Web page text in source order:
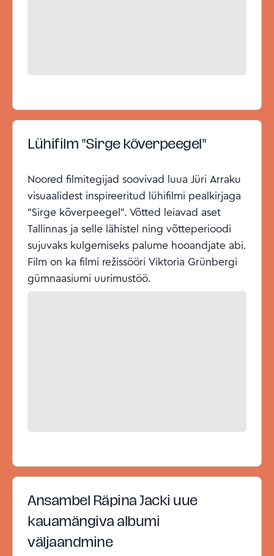
Lühifilm "Sirge kõverpeegel"
Noored filmitegijad soovivad luua Jüri Arraku
visuaalidest inspireeritud lühifilmi pealkirjaga
"Sirge kõverpeegel". Võtted leiavad aset
Tallinnas ja selle lähistel ning võtteperioodi
sujuvaks kulgemiseks palume hooandjate abi.
Film on ka filmi režissööri Viktoria Grünbergi
gümnaasiumi uurimustöö.
Ansambel Räpina Jacki uue
kauamängiva albumi
väljaandmine